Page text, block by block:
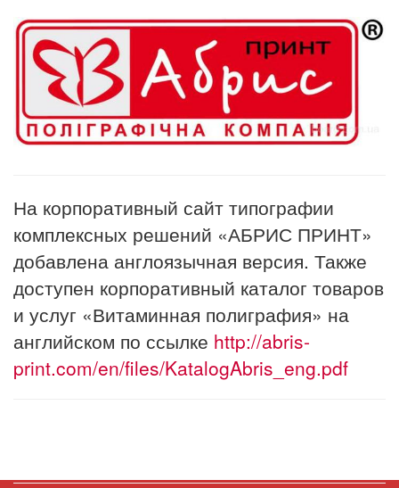
На корпоративный сайт типографии
комплексных решений «АБРИС ПРИНТ»
добавлена англоязычная версия. Также
доступен корпоративный каталог товаров
и услуг «Витаминная полиграфия» на
английском по ссылке http://abris-
print.com/en/files/KatalogAbris_eng.pdf